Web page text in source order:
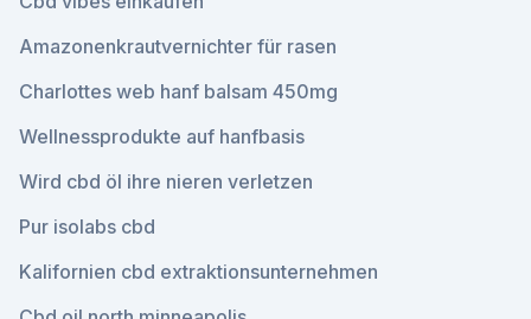
Amazonenkrautvernichter für rasen
Charlottes web hanf balsam 450mg
Wellnessprodukte auf hanfbasis
Wird cbd öl ihre nieren verletzen
Pur isolabs cbd
Kalifornien cbd extraktionsunternehmen